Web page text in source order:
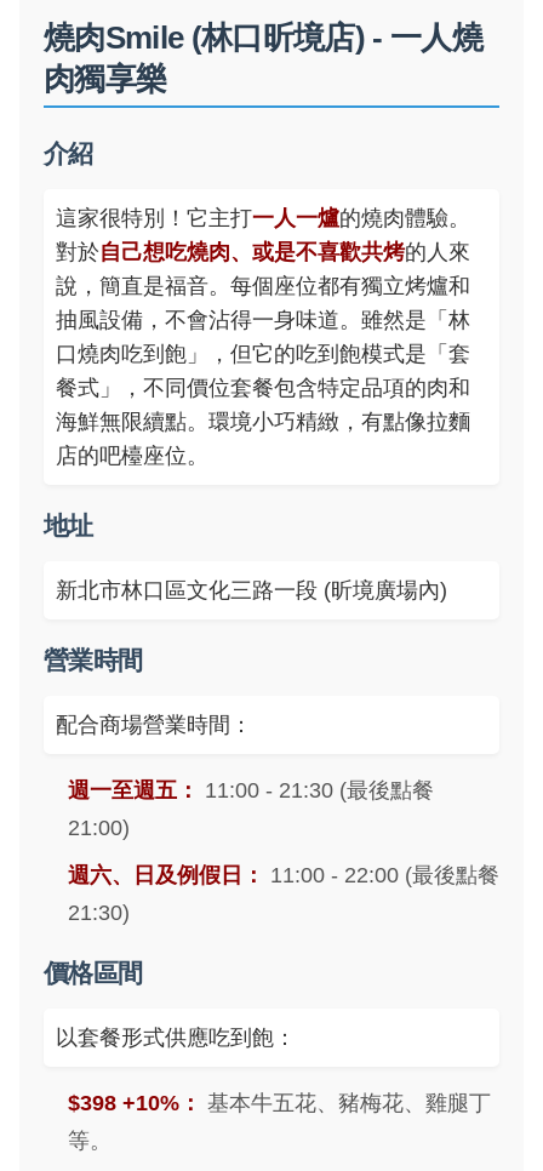
燒肉Smile (林口昕境店) - 一人燒
肉獨享樂
介紹
這家很特別！它主打一人一爐的燒肉體驗。
對於自己想吃燒肉、或是不喜歡共烤的人來
說，簡直是福音。每個座位都有獨立烤爐和
抽風設備，不會沾得一身味道。雖然是「林
口燒肉吃到飽」，但它的吃到飽模式是「套
餐式」，不同價位套餐包含特定品項的肉和
海鮮無限續點。環境小巧精緻，有點像拉麵
店的吧檯座位。
地址
新北市林口區文化三路一段 (昕境廣場內)
營業時間
配合商場營業時間：
週一至週五：
11:00 - 21:30 (最後點餐
21:00)
週六、日及例假日：
11:00 - 22:00 (最後點餐
21:30)
價格區間
以套餐形式供應吃到飽：
$398 +10%： 基本牛五花、豬梅花、雞腿丁
等。